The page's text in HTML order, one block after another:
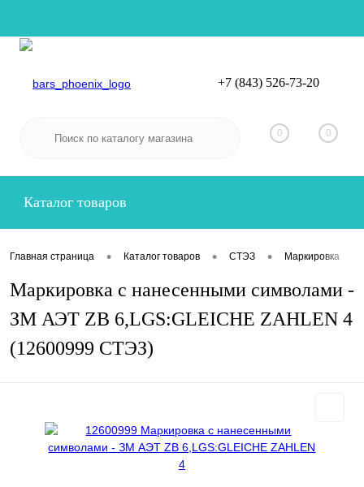
Вход
+7 (843) 526-73-20
0 0
Каталог товаров
Главная страница • Каталог товаров • СТЭЗ • Маркировка
Маркировка с нанесенными символами -
ЗМ АЭТ ZB 6,LGS:GLEICHE ZAHLEN 4
(12600999 СТЭЗ)